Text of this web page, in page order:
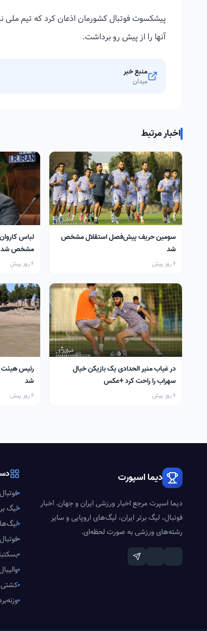
پیشکسوت فوتبال کشورمان اذعان کرد که تیم
آنها را از پیش رو برداشت.
منبع خبر
میدان
اخبار مرتبط
سومین حریف پیش‌فصل استقلال مشخص
شد
6 روز پیش
لباس
مشخص شد
6 روز پیش
در غیاب منیر الحدادی یک بازیکن خیال
سهراب را راحت کرد +عکس
6 روز پیش
رئیس
شد
6 روز پیش
دیما اسپورت
دیما اسپرت مرجع اخبار ورزشی ایران و جهان. اخبار
فوتبال، لیگ برتر ایران، لیگ‌های اروپایی و سایر
رشته‌های ورزشی به صورت لحظه‌ای.
فوتبال
لیگ
کشتی